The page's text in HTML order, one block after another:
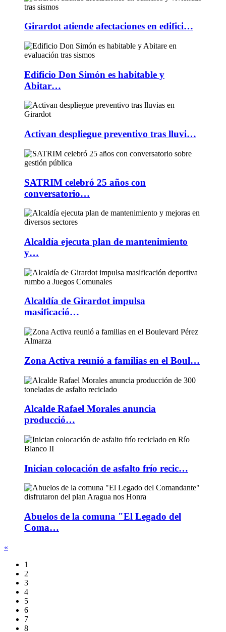
Girardot atiende afectaciones en edifici…
Edificio Don Simón es habitable y
Abitar…
Activan despliegue preventivo tras lluvi…
SATRIM celebró 25 años con
conversatorio…
Alcaldía ejecuta plan de mantenimiento
y…
Alcaldía de Girardot impulsa
masificació…
Zona Activa reunió a familias en el Boul…
Alcalde Rafael Morales anuncia
producció…
Inician colocación de asfalto frío recic…
Abuelos de la comuna "El Legado del
Coma…
«
1
2
3
4
5
6
7
8